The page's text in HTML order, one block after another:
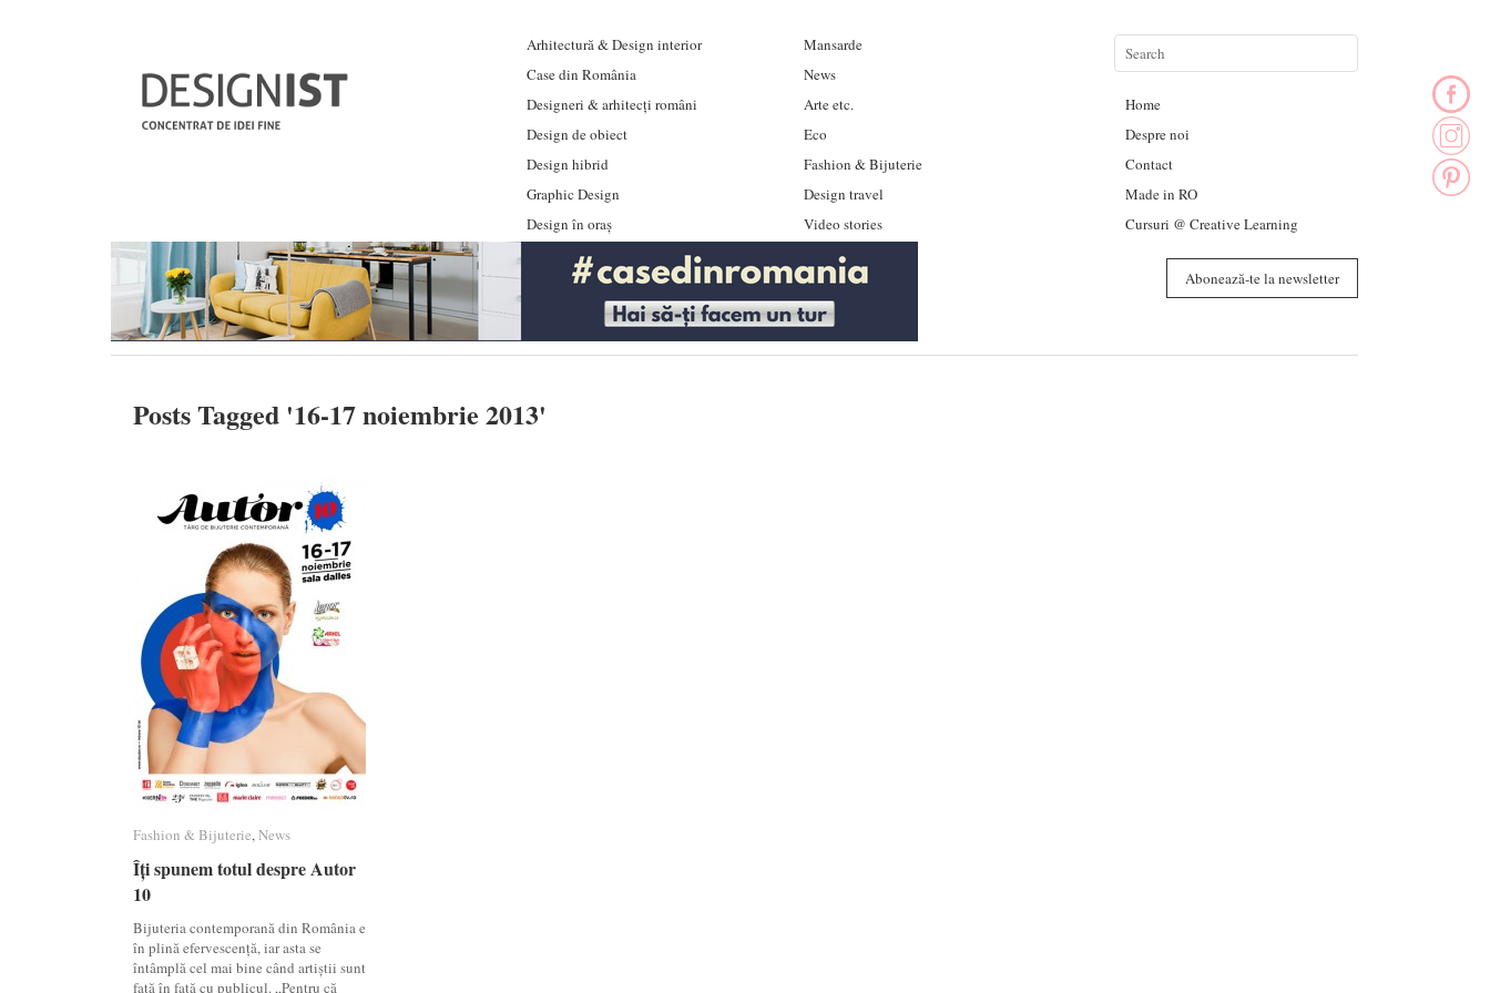
Arhitectură & Design interior
Case din România
Designeri & arhitecți români
Design de obiect
Design hibrid
Graphic Design
Design în oraș
Mansarde
News
Arte etc.
Eco
Fashion & Bijuterie
Design travel
Video stories
Home
Despre noi
Contact
Made in RO
Cursuri @ Creative Learning
Abonează-te la newsletter
Posts Tagged '16-17 noiembrie 2013'
Fashion & Bijuterie,News
Îți spunem totul despre Autor
10
Bijuteria contemporană din România e
în plină efervescență, iar asta se
întâmplă cel mai bine când artiștii sunt
față în față cu publicul. „Pentru că
Fashion & Bijuterie News
Îți spunem totul despre Autor
10